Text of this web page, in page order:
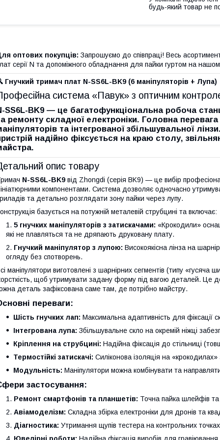
будь-який товар не
оптових покупців: Запрошуємо до співпраці! Весь
серії N та допоміжного обладнання для пайки гуртом на
Гнучкий тримач плат N-SS6L-BK9 (6 маніпуляторів + Лупа)
система «Павук» з оптичним
SS6L-BK9 — це багатофункціональна робоча
ремонту складної електроніки. Головна
та інтегрованої збільшувальної лінзи
надійно фіксується на краю столу,
опис товару
N-SS6L-BK9 від Zhongdi (серія BK9) — це вибір
компонентами. Система дозволяє одночасно
та детально розглядати зону пайки через лупу.
базується на потужній металевій струбцині та включає:
5 гнучких маніпуляторів з затискачами: «Крокодили»
які не плавляться та не дряпають друковану плату.
Гнучкий маніпулятор з лупою: Високоякісна лінза на
огляду без спотворень.
маніпулятори виготовлені з шарнірних сегментів (типу
щоб утримувати задану форму під вагою деталей. Це
деталь зафіксована саме там, де потрібно майстру.
переваги:
Шість гнучких лап: Максимальна адаптивність для фіксації
Інтегрована лупа: Збільшувальне скло на окремій ніжці
Кріплення на струбцині: Надійна фіксація до стільниці
Термостійкі затискачі: Силіконова ізоляція на
Модульність: Маніпулятори можна комбінувати та
застосування:
Ремонт смартфонів та планшетів: Точна пайка шлейфів та
Авіамоделізм: Складна збірка електроніки для дронів та
Діагностика: Утримання щупів тестера на контрольних